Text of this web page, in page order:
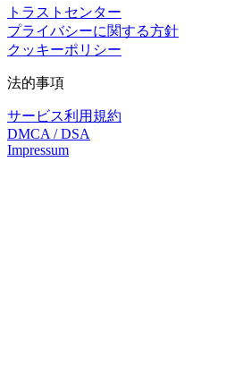
トラストセンター
プライバシーに関する方針
クッキーポリシー
法的事項
サービス利用規約
DMCA / DSA
Impressum